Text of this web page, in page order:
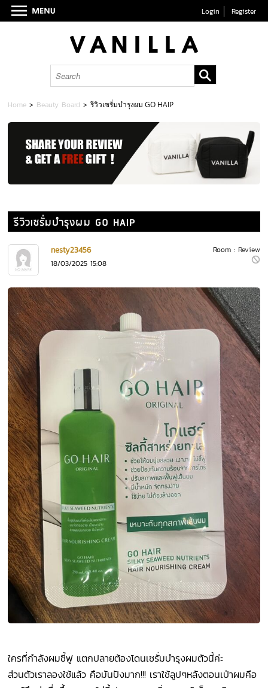
Login Register
Home > Beauty Board >รีวิวเซรั่มบำรุงผม GO HAIP
รีวิวเซรั่มบำรุงผม GO HAIP
Room : Review
nesty23456
18/03/2025 15:08
ใครที่กำลังผมชี้ฟู แตกปลายต้องโดนเซรั่มบำรุงผมตัวนี้ค่ะ
ส่วนตัวเราลองใช้แล้ว คือมันปังมาก!!! เราใช้ลูปๆหลังตอนเป่าผมคือ